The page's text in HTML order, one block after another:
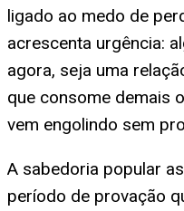
ligado ao medo de
acrescenta urgência:
agora, seja uma
que consome demais
vem engolindo sem
A sabedoria popular
período de provação